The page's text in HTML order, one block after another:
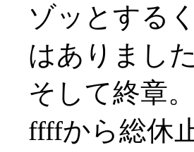
ゾッとする
はありました
そして終章。
ffffから総休